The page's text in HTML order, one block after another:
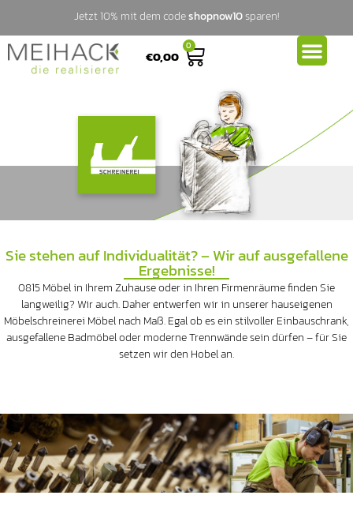
Jetzt 10% mit dem codeshopnow10sparen!
€0,00
0
Sie stehen auf Individualität? – Wir auf ausgefallene
Ergebnisse!
0815 Möbel in Ihrem Zuhause oder in Ihren Firmenräume finden Sie
langweilig? Wir auch. Daher entwerfen wir in unserer hauseigenen
Möbelschreinerei Möbel nach Maß. Egal ob es ein stilvoller Einbauschrank,
ausgefallene Badmöbel oder moderne Trennwände sein dürfen – für Sie
setzen wir den Hobel an.